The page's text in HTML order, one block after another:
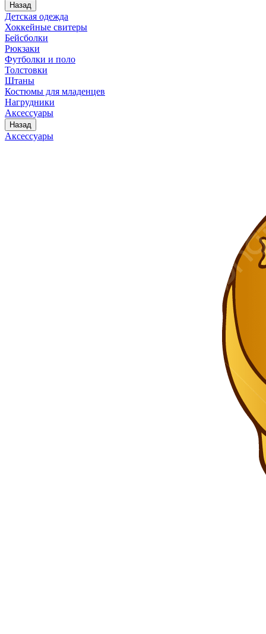
Назад
Детская одежда
Хоккейные свитеры
Бейсболки
Рюкзаки
Футболки и поло
Толстовки
Штаны
Костюмы для младенцев
Нагрудники
Аксессуары
Назад
Аксессуары